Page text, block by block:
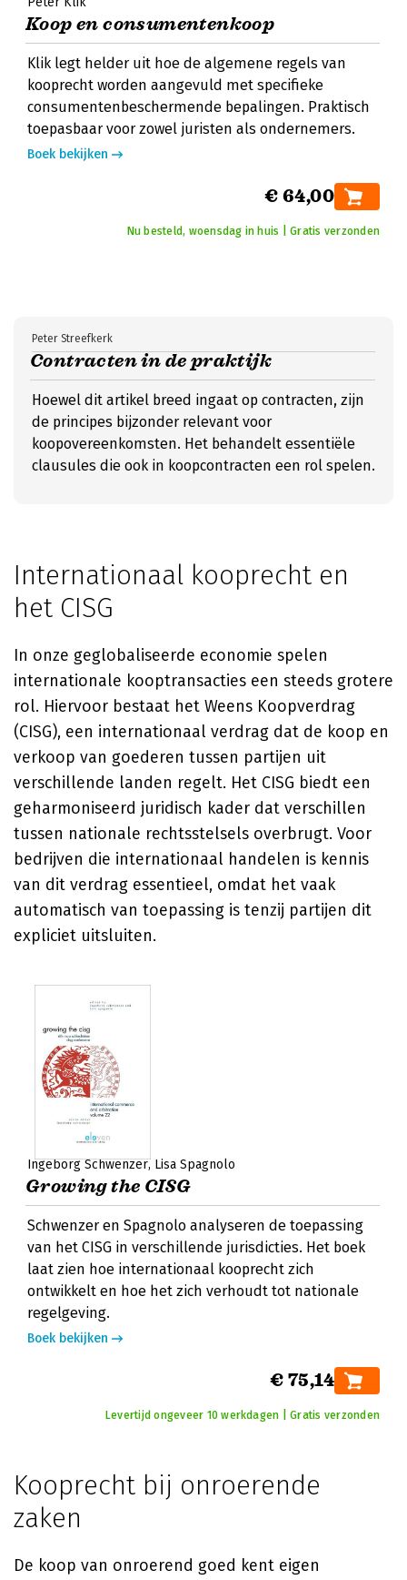
Koop en consumentenkoop
Klik legt helder uit hoe de algemene regels van
kooprecht worden aangevuld met specifieke
consumentenbeschermende bepalingen. Praktisch
toepasbaar voor zowel juristen als ondernemers.
Boek bekijken
€ 64,00
Nu besteld, woensdag in huis | Gratis verzonden
Contracten in de praktijk
Peter Streefkerk
Hoewel dit artikel breed ingaat op contracten, zijn
de principes bijzonder relevant voor
koopovereenkomsten. Het behandelt essentiële
clausules die ook in koopcontracten een rol spelen.
Internationaal kooprecht en
het CISG
In onze geglobaliseerde economie spelen
internationale kooptransacties een steeds grotere
rol. Hiervoor bestaat het Weens Koopverdrag
(CISG), een internationaal verdrag dat de koop en
verkoop van goederen tussen partijen uit
verschillende landen regelt. Het CISG biedt een
geharmoniseerd juridisch kader dat verschillen
tussen nationale rechtsstelsels overbrugt. Voor
bedrijven die internationaal handelen is kennis
van dit verdrag essentieel, omdat het vaak
automatisch van toepassing is tenzij partijen dit
expliciet uitsluiten.
Ingeborg Schwenzer Lisa Spagnolo
Growing the CISG
Schwenzer en Spagnolo analyseren de toepassing
van het CISG in verschillende jurisdicties. Het boek
laat zien hoe internationaal kooprecht zich
ontwikkelt en hoe het zich verhoudt tot nationale
regelgeving.
Boek bekijken
€ 75,14
Levertijd ongeveer 10 werkdagen | Gratis verzonden
Kooprecht bij onroerende
zaken
De koop van onroerend goed kent eigen